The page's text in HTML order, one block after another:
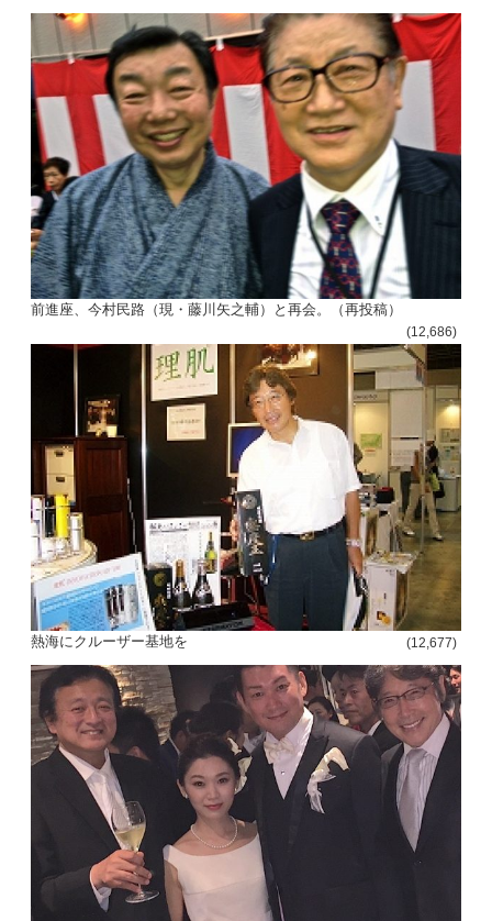
前進座、今村民路（現・藤川矢之輔）と再会。（再投稿）
(12,686)
熱海にクルーザー基地を (12,677)